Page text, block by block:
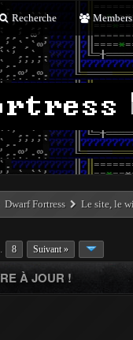
Recherche Members
Dwarf Fortress Le site, le
8 Suivant »
À JOUR !